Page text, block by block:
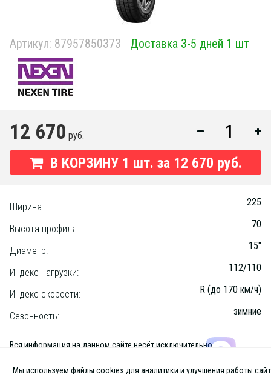
Артикул: 87957850373 Доставка 3-5 дней 1 шт
12 670 руб.
В КОРЗИНУ 1 шт. за 12 670 руб.
Ширина: 225
Высота профиля: 70
Диаметр: 15"
Индекс нагрузки: 112/110
Индекс скорости: R (до 170 км/ч)
Сезонность: зимние
Вся информация на данном сайте несёт исключительно
публичной офертой, определяемой положениями Статьи 437 (2) ГК
Мы используем файлы cookies для аналитики и улучшения работы